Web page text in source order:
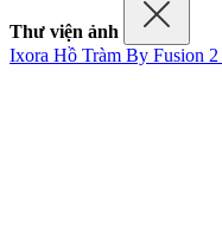
Thư viện ảnh
Ixora Hồ Tràm By Fusion 2